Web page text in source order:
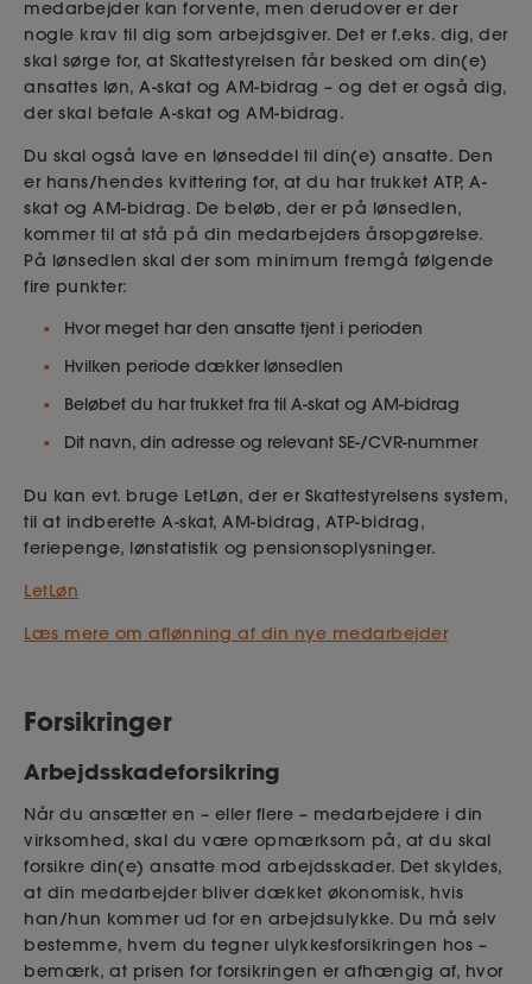
medarbejder kan forvente, men derudover er der
nogle krav til dig som arbejdsgiver. Det er f.eks. dig, der
skal sørge for, at Skattestyrelsen får besked om din(e)
ansattes løn, A-skat og AM-bidrag – og det er også dig,
der skal betale A-skat og AM-bidrag.
Du skal også lave en lønseddel til din(e) ansatte. Den
er hans/hendes kvittering for, at du har trukket ATP, A-
skat og AM-bidrag. De beløb, der er på lønsedlen,
kommer til at stå på din medarbejders årsopgørelse.
På lønsedlen skal der som minimum fremgå følgende
fire punkter:
Hvor meget har den ansatte tjent i perioden
Hvilken periode dækker lønsedlen
Beløbet du har trukket fra til A-skat og AM-bidrag
Dit navn, din adresse og relevant SE-/CVR-nummer
Du kan evt. bruge LetLøn, der er Skattestyrelsens system,
til at indberette A-skat, AM-bidrag, ATP-bidrag,
feriepenge, lønstatistik og pensionsoplysninger.
LetLøn
Læs mere om aflønning af din nye medarbejder
Forsikringer
Arbejdsskadeforsikring
Når du ansætter en – eller flere – medarbejdere i din
virksomhed, skal du være opmærksom på, at du skal
forsikre din(e) ansatte mod arbejdsskader. Det skyldes,
at din medarbejder bliver dækket økonomisk, hvis
han/hun kommer ud for en arbejdsulykke. Du må selv
bestemme, hvem du tegner ulykkesforsikringen hos –
bemærk, at prisen for forsikringen er afhængig af, hvor